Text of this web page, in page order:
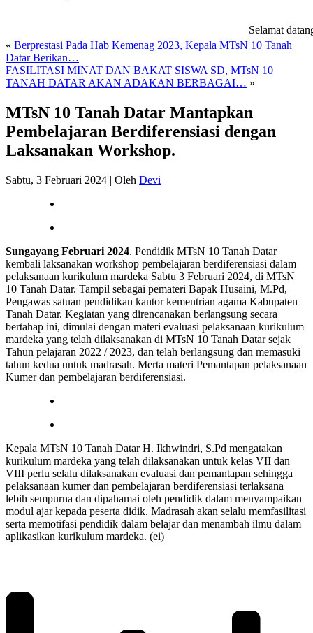
Selamat datang
« Berprestasi Pada Hab Kemenag 2023, Kepala MTsN 10 Tanah
Datar Berikan…
FASILITASI MINAT DAN BAKAT SISWA SD, MTsN 10
TANAH DATAR AKAN ADAKAN BERBAGAI… »
MTsN 10 Tanah Datar Mantapkan
Pembelajaran Berdiferensiasi dengan
Laksanakan Workshop.
Sabtu, 3 Februari 2024 | Oleh Devi
Sungayang Februari 2024. Pendidik MTsN 10 Tanah Datar
kembali laksanakan workshop pembelajaran berdiferensiasi dalam
pelaksanaan kurikulum mardeka Sabtu 3 Februari 2024, di MTsN
10 Tanah Datar. Tampil sebagai pemateri Bapak Husaini, M.Pd,
Pengawas satuan pendidikan kantor kementrian agama Kabupaten
Tanah Datar. Kegiatan yang direncanakan berlangsung secara
bertahap ini, dimulai dengan materi evaluasi pelaksanaan kurikulum
mardeka yang telah dilaksanakan di MTsN 10 Tanah Datar sejak
Tahun pelajaran 2022 / 2023, dan telah berlangsung dan memasuki
tahun kedua untuk madrasah. Merta materi Pemantapan pelaksanaan
Kumer dan pembelajaran berdiferensiasi.
Kepala MTsN 10 Tanah Datar H. Ikhwindri, S.Pd mengatakan
kurikulum mardeka yang telah dilaksanakan untuk kelas VII dan
VIII perlu selalu dilaksanakan evaluasi dan pemantapan sehingga
pelaksanaan kumer dan pembelajaran berdiferensiasi terlaksana
lebih sempurna dan dipahamai oleh pendidik dalam menyampaikan
modul ajar kepada peserta didik. Madrasah akan selalu memfasilitasi
serta memotifasi pendidik dalam belajar dan menambah ilmu dalam
aplikasikan kurikulum mardeka. (ei)